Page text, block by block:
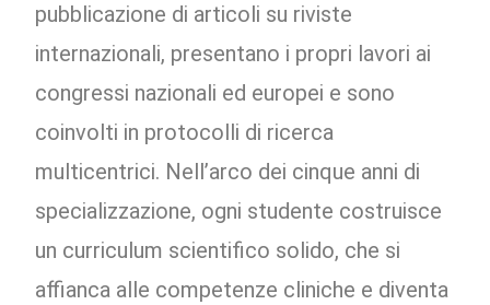
pubblicazione di articoli su riviste
internazionali, presentano i propri lavori ai
congressi nazionali ed europei e sono
coinvolti in protocolli di ricerca
multicentrici. Nell’arco dei cinque anni di
specializzazione, ogni studente costruisce
un curriculum scientifico solido, che si
affianca alle competenze cliniche e diventa